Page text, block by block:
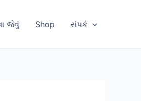
જેવું Shop સંપર્ક